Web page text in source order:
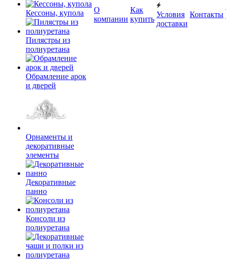
Кессоны, купола
Пилястры из
полиуретана
Обрамление арок
и дверей
Орнаменты и
декоративные
элементы
Декоративные
панно
Консоли из
полиуретана
О
компании
Как
купить
Условия
доставки
Контакты